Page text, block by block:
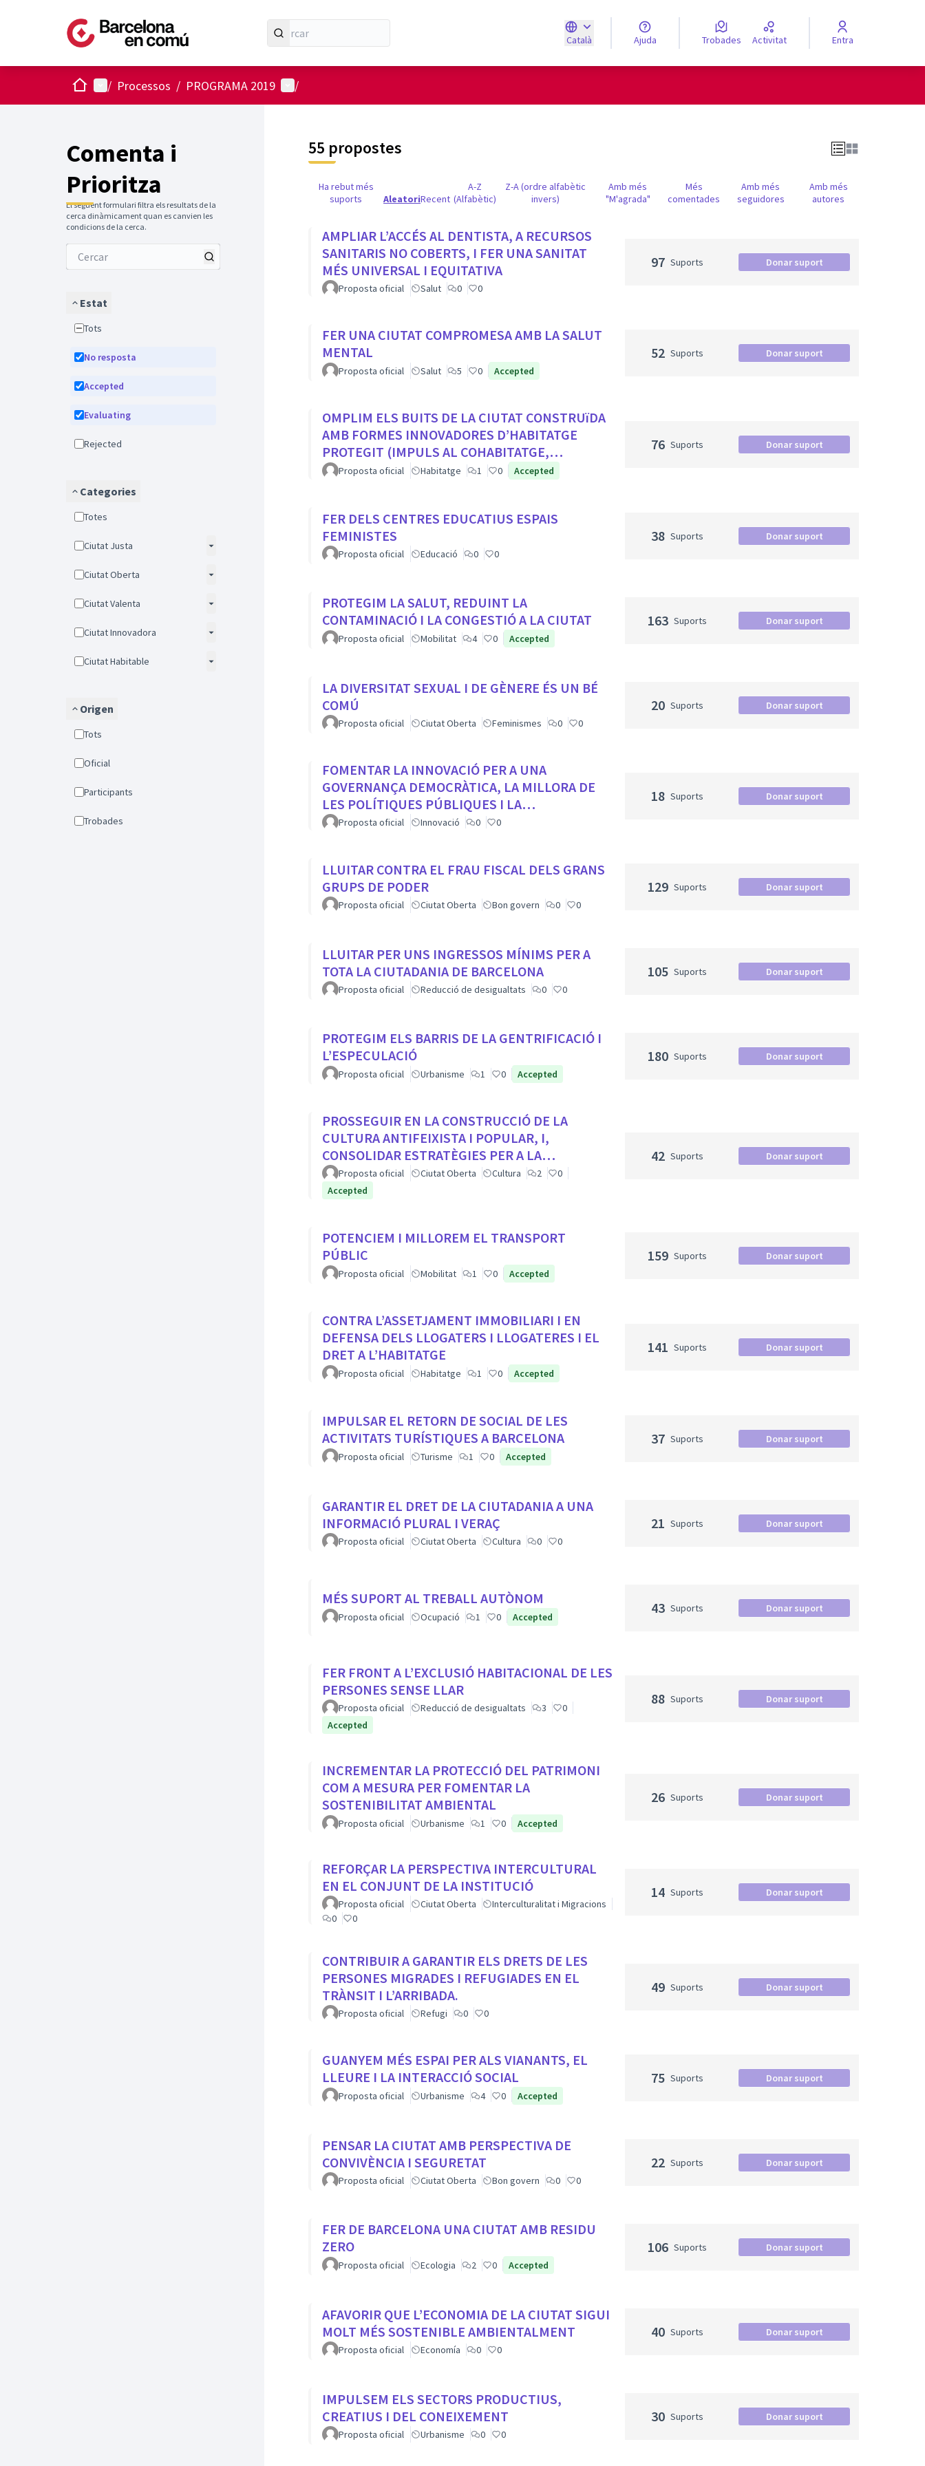
Català
Triar la llenguaElegir el idioma
Ajuda Trobades Activitat Entra
Inici Menú principal
/ Processos / PROGRAMA 2019 Menú d'usuari
/
Comenta i
Prioritza
El següent formulari filtra els resultats de la
cerca dinàmicament quan es canvien les
condicions de la cerca.
Estat
Tots
No resposta
Accepted
Evaluating
Rejected
Categories
Totes
Ciutat Justa
Ciutat Oberta
Ciutat Valenta
Ciutat Innovadora
Ciutat Habitable
Origen
Tots
Oficial
Participants
Trobades
55 propostes
Ha rebut més
suports
AleatoriRecent
A-Z
(Alfabètic)
Z-A (ordre alfabètic
invers)
Amb més
"M'agrada"
Més
comentades
Amb més
seguidores
Amb més
autores
AMPLIAR L’ACCÉS AL DENTISTA, A RECURSOS
SANITARIS NO COBERTS, I FER UNA SANITAT
MÉS UNIVERSAL I EQUITATIVA
Proposta oficial Salut 0 0
97 Suports Donar suport
FER UNA CIUTAT COMPROMESA AMB LA SALUT
MENTAL
Proposta oficial Salut 5 0 Accepted
52 Suports Donar suport
OMPLIM ELS BUITS DE LA CIUTAT CONSTRUïDA
AMB FORMES INNOVADORES D’HABITATGE
PROTEGIT (IMPULS AL COHABITATGE,
APROFITAR LOCALS BUITS EN PLANTA BAIXA...
Proposta oficial Habitatge 1 0 Accepted
76 Suports Donar suport
FER DELS CENTRES EDUCATIUS ESPAIS
FEMINISTES
Proposta oficial Educació 0 0
38 Suports Donar suport
PROTEGIM LA SALUT, REDUINT LA
CONTAMINACIÓ I LA CONGESTIÓ A LA CIUTAT
Proposta oficial Mobilitat 4 0 Accepted
163 Suports Donar suport
LA DIVERSITAT SEXUAL I DE GÈNERE ÉS UN BÉ
COMÚ
Proposta oficial Ciutat Oberta Feminismes 0 0
20 Suports Donar suport
FOMENTAR LA INNOVACIÓ PER A UNA
GOVERNANÇA DEMOCRÀTICA, LA MILLORA DE
LES POLÍTIQUES PÚBLIQUES I LA
TRANSFORMACIÓ SOCIAL
Proposta oficial Innovació 0 0
18 Suports Donar suport
LLUITAR CONTRA EL FRAU FISCAL DELS GRANS
GRUPS DE PODER
Proposta oficial Ciutat Oberta Bon govern 0 0
129 Suports Donar suport
LLUITAR PER UNS INGRESSOS MÍNIMS PER A
TOTA LA CIUTADANIA DE BARCELONA
Proposta oficial Reducció de desigualtats 0 0
105 Suports Donar suport
PROTEGIM ELS BARRIS DE LA GENTRIFICACIÓ I
L’ESPECULACIÓ
Proposta oficial Urbanisme 1 0 Accepted
180 Suports Donar suport
PROSSEGUIR EN LA CONSTRUCCIÓ DE LA
CULTURA ANTIFEIXISTA I POPULAR, I,
CONSOLIDAR ESTRATÈGIES PER A LA
VISIBILITZACIÓ DE LA MEMÒRIA DEMOCRÀTICA
CIUTADA
Proposta oficial Ciutat Oberta Cultura 2
0
Accepted
42 Suports Donar suport
POTENCIEM I MILLOREM EL TRANSPORT
PÚBLIC
Proposta oficial Mobilitat 1 0 Accepted
159 Suports Donar suport
CONTRA L’ASSETJAMENT IMMOBILIARI I EN
DEFENSA DELS LLOGATERS I LLOGATERES I EL
DRET A L’HABITATGE
Proposta oficial Habitatge 1 0 Accepted
141 Suports Donar suport
IMPULSAR EL RETORN DE SOCIAL DE LES
ACTIVITATS TURÍSTIQUES A BARCELONA
Proposta oficial Turisme 1 0 Accepted
37 Suports Donar suport
GARANTIR EL DRET DE LA CIUTADANIA A UNA
INFORMACIÓ PLURAL I VERAÇ
Proposta oficial Ciutat Oberta Cultura 0 0
21 Suports Donar suport
MÉS SUPORT AL TREBALL AUTÒNOM
Proposta oficial Ocupació 1 0 Accepted
43 Suports Donar suport
FER FRONT A L’EXCLUSIÓ HABITACIONAL DE LES
PERSONES SENSE LLAR
Proposta oficial Reducció de desigualtats 3
0
Accepted
88 Suports Donar suport
INCREMENTAR LA PROTECCIÓ DEL PATRIMONI
COM A MESURA PER FOMENTAR LA
SOSTENIBILITAT AMBIENTAL
Proposta oficial Urbanisme 1 0 Accepted
26 Suports Donar suport
REFORÇAR LA PERSPECTIVA INTERCULTURAL
EN EL CONJUNT DE LA INSTITUCIÓ
Proposta oficial Ciutat Oberta
Interculturalitat i Migracions
0
0
14 Suports Donar suport
CONTRIBUIR A GARANTIR ELS DRETS DE LES
PERSONES MIGRADES I REFUGIADES EN EL
TRÀNSIT I L’ARRIBADA.
Proposta oficial Refugi 0 0
49 Suports Donar suport
GUANYEM MÉS ESPAI PER ALS VIANANTS, EL
LLEURE I LA INTERACCIÓ SOCIAL
Proposta oficial Urbanisme 4 0 Accepted
75 Suports Donar suport
PENSAR LA CIUTAT AMB PERSPECTIVA DE
CONVIVÈNCIA I SEGURETAT
Proposta oficial Ciutat Oberta Bon govern 0 0
22 Suports Donar suport
FER DE BARCELONA UNA CIUTAT AMB RESIDU
ZERO
Proposta oficial Ecologia 2 0 Accepted
106 Suports Donar suport
AFAVORIR QUE L’ECONOMIA DE LA CIUTAT SIGUI
MOLT MÉS SOSTENIBLE AMBIENTALMENT
Proposta oficial Economía 0 0
40 Suports Donar suport
IMPULSEM ELS SECTORS PRODUCTIUS,
CREATIUS I DEL CONEIXEMENT
Proposta oficial Urbanisme 0 0
30 Suports Donar suport